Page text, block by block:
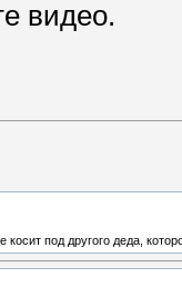
видео.
косит под другого деда,